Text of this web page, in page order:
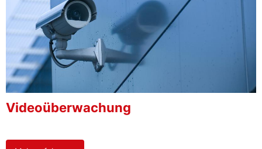
Videoüberwachung